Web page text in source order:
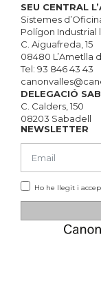
SEU CENTRAL
Sistemes
Polígon Industrial
C. Aiguafreda, 15
08480 L’Ametlla
Tel: 93 846 43 43
DELEGACIÓ
C. Calders, 150
08203 Sabadell
NEWSLETTER
Ho he llegit i
Alternative: